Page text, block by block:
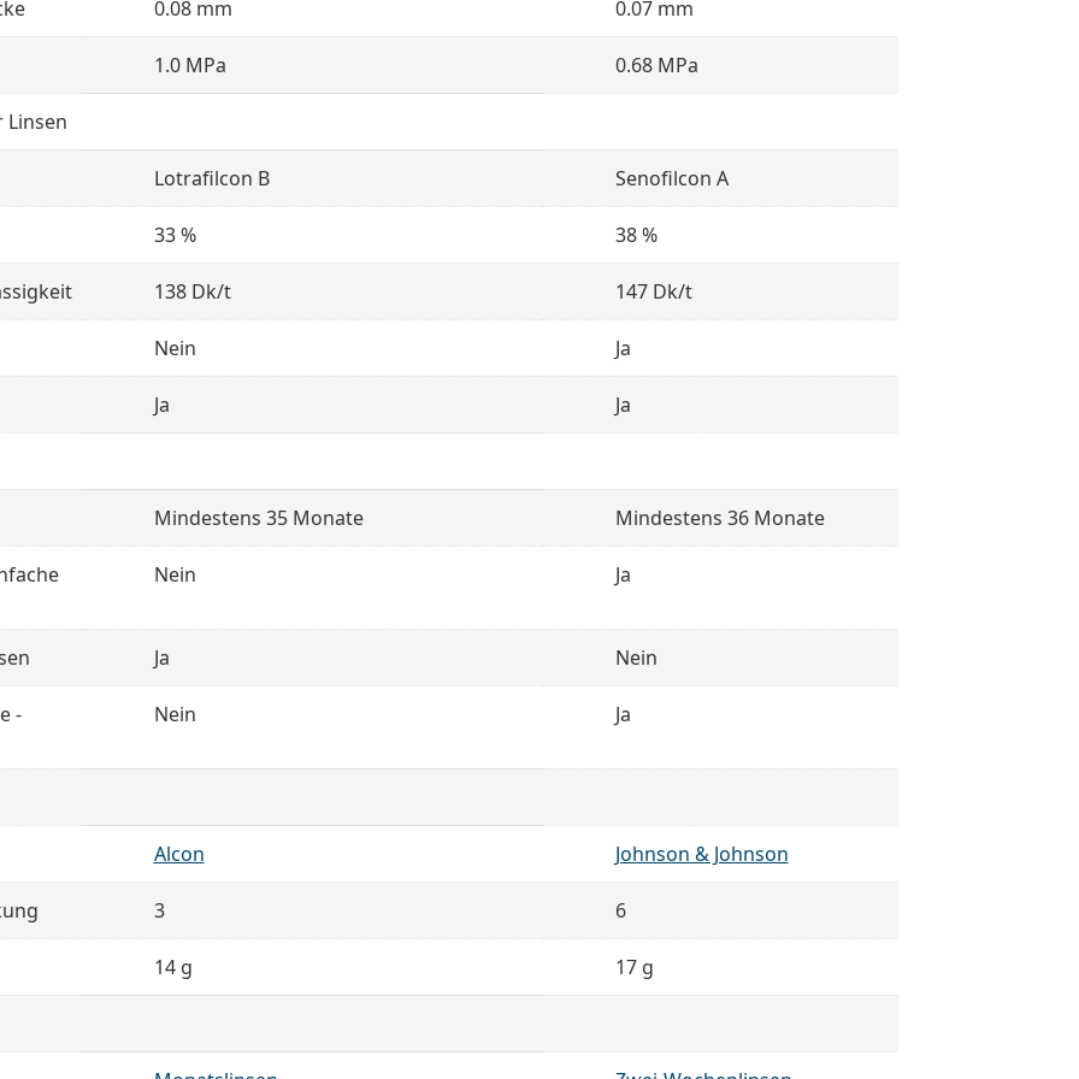
0.08 mm 0.07 mm
1.0 MPa 0.68 MPa
Linsen
Lotrafilcon B Senofilcon A
33 % 38 %
138 Dk/t 147 Dk/t
Nein Ja
Ja Ja
Mindestens 35 Monate Mindestens 36 Monate
Nein Ja
Ja Nein
- Nein Ja
Alcon Johnson & Johnson
3 6
14 g 17 g